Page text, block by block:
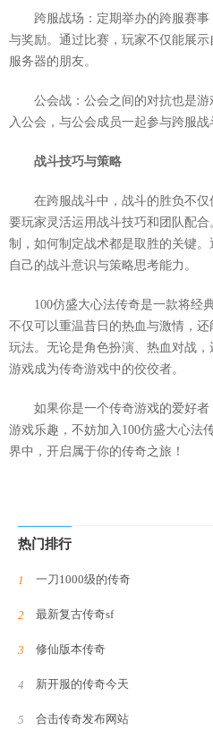
跨服战场：定期举办的跨服赛
与奖励。通过比赛，玩家不仅能展
服务器的朋友。
公会战：公会之间的对抗也是
入公会，与公会成员一起参与跨服战
战斗技巧与策略
在跨服战斗中，战斗的胜负不
要玩家灵活运用战斗技巧和团队配
制，如何制定战术都是取胜的关键
自己的战斗意识与策略思考能力。
100仿盛大心法传奇是一款将经
不仅可以重温昔日的热血与激情，
玩法。无论是角色扮演、热血对战
游戏成为传奇游戏中的佼佼者。
如果你是一个传奇游戏的爱好
游戏乐趣，不妨加入100仿盛大心法
界中，开启属于你的传奇之旅！
热门排行
一刀1000级的传奇
最新复古传奇sf
修仙版本传奇
新开服的传奇今天
合击传奇发布网站